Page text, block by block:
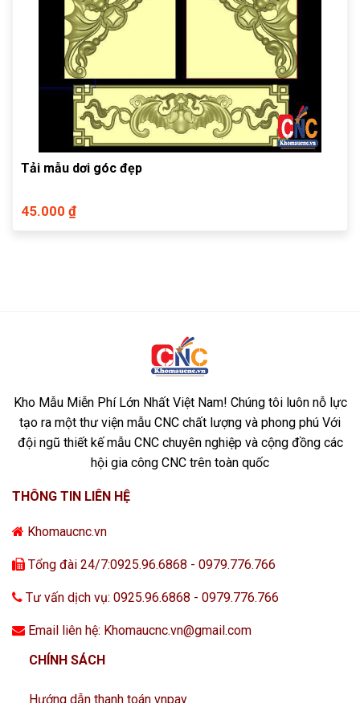
Tải mẫu dơi góc đẹp
45.000 ₫
Kho Mẫu Miễn Phí Lớn Nhất Việt Nam! Chúng tôi luôn nỗ lực
tạo ra một thư viện mẫu CNC chất lượng và phong phú Với
đội ngũ thiết kế mẫu CNC chuyên nghiệp và cộng đồng các
hội gia công CNC trên toàn quốc
THÔNG TIN LIÊN HỆ
Khomaucnc.vn
Tổng đài 24/7:0925.96.6868 - 0979.776.766
Tư vấn dịch vụ: 0925.96.6868 - 0979.776.766
Email liên hệ: Khomaucnc.vn@gmail.com
CHÍNH SÁCH
Hướng dẫn thanh toán vnpay